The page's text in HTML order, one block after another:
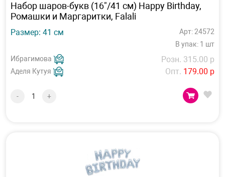
Набор шаров-букв (16"/41 см) Happy Birthday,
Ромашки и Маргаритки, Falali
Размер: 41 см
Арт: 24572
В упак: 1 шт
Ибрагимова
Аделя Кутуя
Розн. 315.00 р
Опт. 179.00 р
- +